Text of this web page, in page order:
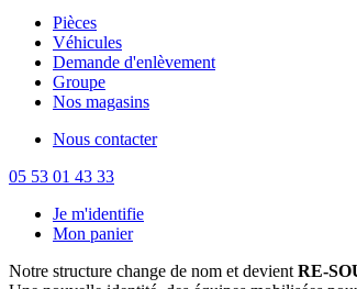
Pièces
Véhicules
Demande d'enlèvement
Groupe
Nos magasins
Nous contacter
05 53 01 43 33
Je m'identifie
Mon panier
Notre structure change de nom et devient RE-